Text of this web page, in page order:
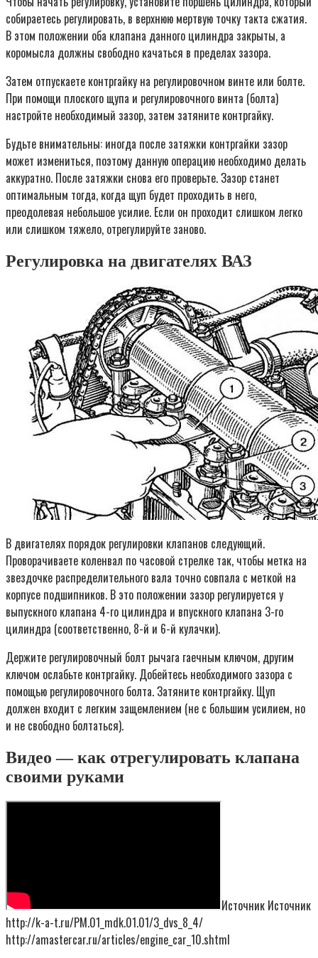
собираетесь регулировать, в верхнюю мертвую точку такта сжатия.
В этом положении оба клапана данного цилиндра закрыты, а
коромысла должны свободно качаться в пределах зазора.
Затем отпускаете контргайку на регулировочном винте или болте.
При помощи плоского щупа и регулировочного винта (болта)
настройте необходимый зазор, затем затяните контргайку.
Будьте внимательны: иногда после затяжки контргайки зазор
может измениться, поэтому данную операцию необходимо делать
аккуратно. После затяжки снова его проверьте. Зазор станет
оптимальным тогда, когда щуп будет проходить в него,
преодолевая небольшое усилие. Если он проходит слишком легко
или слишком тяжело, отрегулируйте заново.
Регулировка на двигателях ВАЗ
В двигателях порядок регулировки клапанов следующий.
Проворачиваете коленвал по часовой стрелке так, чтобы метка на
звездочке распределительного вала точно совпала с меткой на
корпусе подшипников. В это положении зазор регулируется у
выпускного клапана 4-го цилиндра и впускного клапана 3-го
цилиндра (соответственно, 8-й и 6-й кулачки).
Держите регулировочный болт рычага гаечным ключом, другим
ключом ослабьте контргайку. Добейтесь необходимого зазора с
помощью регулировочного болта. Затяните контргайку. Щуп
должен входит с легким защемлением (не с большим усилием, но
и не свободно болтаться).
Видео — как отрегулировать клапана
своими руками
Источник Источник
http://k-a-t.ru/PM.01_mdk.01.01/3_dvs_8_4/
http://amastercar.ru/articles/engine_car_10.shtml